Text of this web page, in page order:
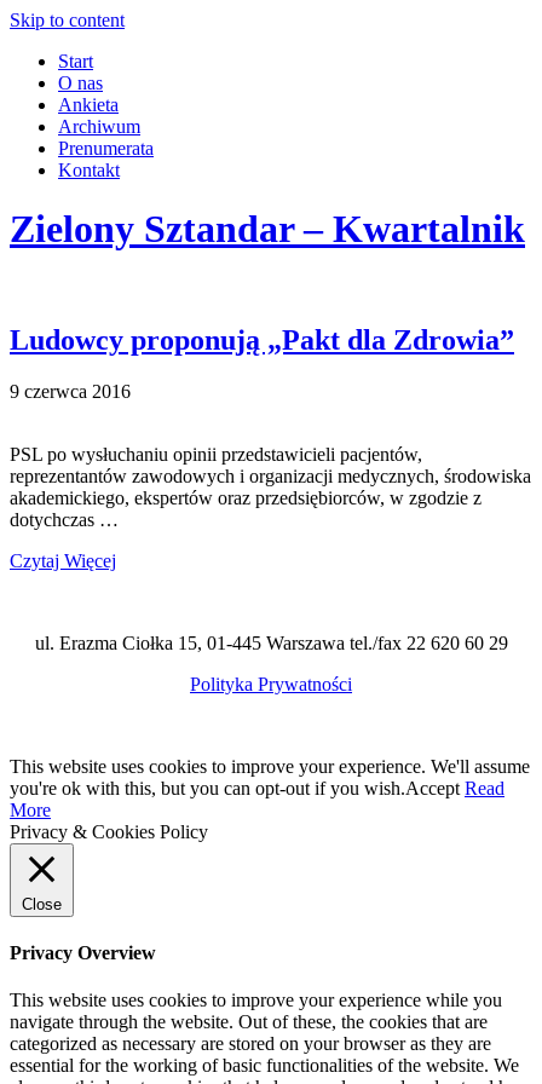
Skip to content
Start
O nas
Ankieta
Archiwum
Prenumerata
Kontakt
Zielony Sztandar – Kwartalnik
Ludowcy proponują „Pakt dla Zdrowia”
9 czerwca 2016
PSL po wysłuchaniu opinii przedstawicieli pacjentów,
reprezentantów zawodowych i organizacji medycznych, środowiska
akademickiego, ekspertów oraz przedsiębiorców, w zgodzie z
dotychczas …
Czytaj Więcej
ul. Erazma Ciołka 15, 01-445 Warszawa tel./fax 22 620 60 29
Polityka Prywatności
This website uses cookies to improve your experience. We'll assume
you're ok with this, but you can opt-out if you wish.Accept Read
More
Privacy & Cookies Policy
Close
Privacy Overview
This website uses cookies to improve your experience while you
navigate through the website. Out of these, the cookies that are
categorized as necessary are stored on your browser as they are
essential for the working of basic functionalities of the website. We